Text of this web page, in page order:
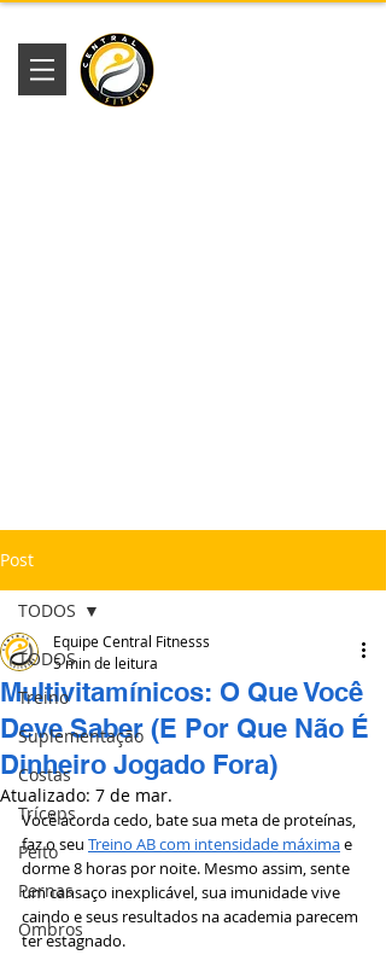
Post
TODOS
Treino
Suplementação
Costas
Tríceps
Peito
Pernas
Ombros
TODOS
Multivitamínicos: O Que Você
Deve Saber (E Por Que Não É
Dinheiro Jogado Fora)
Equipe Central Fitnesss
5 min de leitura
Atualizado: 7 de mar.
Você acorda cedo, bate sua meta de proteínas,
faz o seu Treino AB com intensidade máxima e
dorme 8 horas por noite. Mesmo assim, sente
um cansaço inexplicável, sua imunidade vive
caindo e seus resultados na academia parecem
ter estagnado.